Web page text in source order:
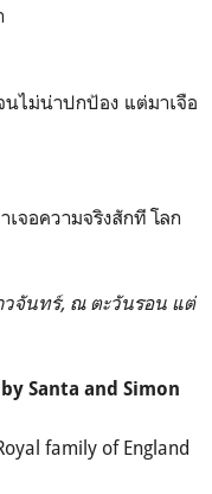
นไม่น่าปกป้อง แต่มาเจือ
จอความจริงสักที โลก
วจันทร์, ณ ตะวันรอน แต่
Santa and Simon
family of England